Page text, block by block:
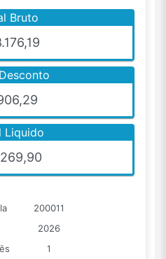
Bruto
Liquido
200011
2026
1